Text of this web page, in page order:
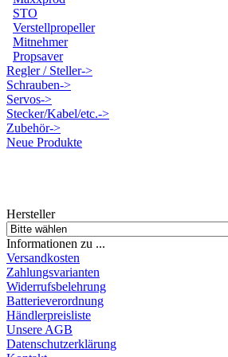
STO
Verstellpropeller
Mitnehmer
Propsaver
Regler / Steller->
Schrauben->
Servos->
Stecker/Kabel/etc.->
Zubehör->
Neue Produkte
Hersteller
Informationen zu ...
Versandkosten
Zahlungsvarianten
Widerrufsbelehrung
Batterieverordnung
Händlerpreisliste
Unsere AGB
Datenschutzerklärung